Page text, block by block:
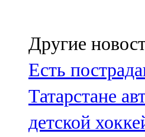
Другие
Есть
Татарстане
детской